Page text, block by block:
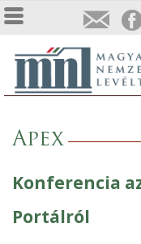
Apex
Konferencia
Portálról